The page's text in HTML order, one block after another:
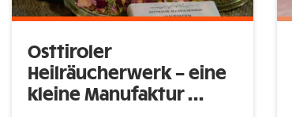
Osttiroler
Heilräucherwerk – eine
kleine Manufaktur …